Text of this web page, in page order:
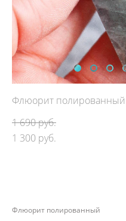
Флюорит полированный
1 690 pуб.
1 300 pуб.
Флюорит полированный